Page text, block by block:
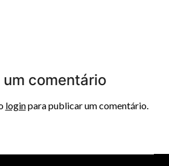
um comentário
loginpara publicar um comentário.